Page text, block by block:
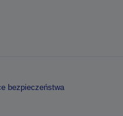
bezpieczeństwa